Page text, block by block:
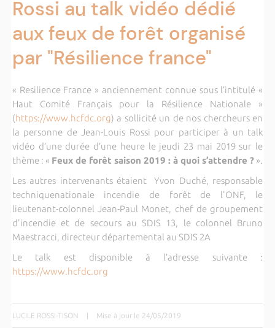
Rossi au talk vidéo dédié
aux feux de forêt organisé
par "Résilience france"
« Resilience France » anciennement connue sous l’intitulé «
Haut Comité Français pour la Résilience Nationale »
(https://www.hcfdc.org) a sollicité un de nos chercheurs en
la personne de Jean-Louis Rossi pour participer à un talk
vidéo d’une durée d’une heure le jeudi 23 mai 2019 sur le
thème : « Feux de forêt saison 2019 : à quoi s’attendre ?».
Les autres intervenants étaient Yvon Duché, responsable
techniquenationale incendie de forêt de l'ONF, le
lieutenant-colonnel Jean-Paul Monet, chef de groupement
d'incendie et de secours au SDIS 13, le colonnel Bruno
Maestracci, directeur départemental au SDIS 2A
Le talk est disponible à l’adresse suivante :
https://www.hcfdc.org
LUCILE ROSSI-TISON | Mise à jour le 24/05/2019